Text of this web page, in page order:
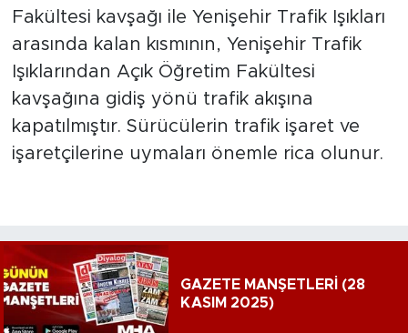
Fakültesi kavşağı ile Yenişehir Trafik Işıkları
arasında kalan kısmının, Yenişehir Trafik
Işıklarından Açık Öğretim Fakültesi
kavşağına gidiş yönü trafik akışına
kapatılmıştır. Sürücülerin trafik işaret ve
işaretçilerine uymaları önemle rica olunur.
GAZETE MANŞETLERİ (28
KASIM 2025)